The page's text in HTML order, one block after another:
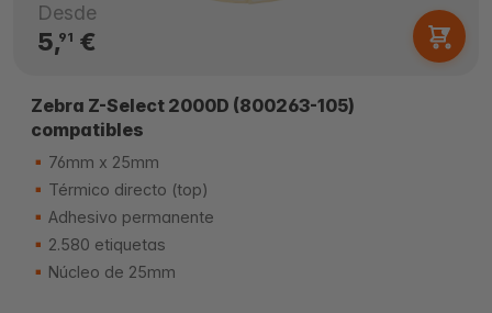
Desde
5,91 €
Zebra Z-Select 2000D (800263-105)
compatibles
76mm x 25mm
Térmico directo (top)
Adhesivo permanente
2.580 etiquetas
Núcleo de 25mm